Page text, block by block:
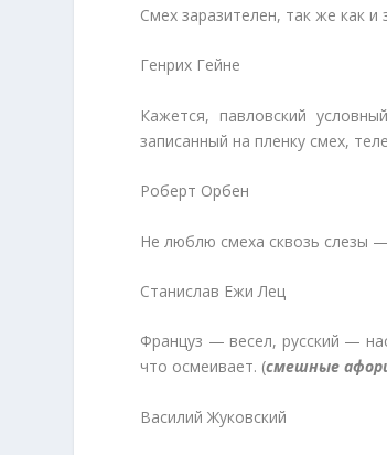
Смех заразителен, так же как и
Генрих Гейне
Кажется, павловский
записанный на пленку смех,
Роберт Орбен
Не люблю смеха сквозь слезы
Станислав Ежи Лец
Француз — весел, русский —
что осмеивает. (смешные
Василий Жуковский